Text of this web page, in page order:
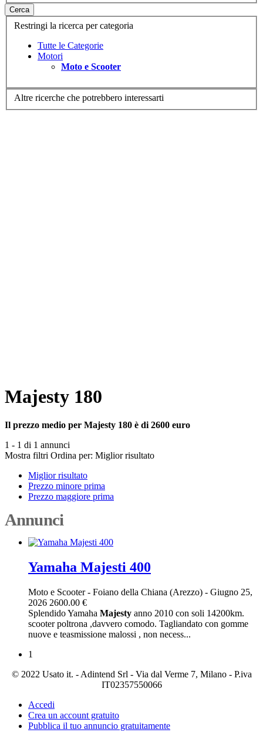
Cerca
Restringi la ricerca per categoria
Tutte le Categorie
Motori
Moto e Scooter
Altre ricerche che potrebbero interessarti
Majesty 180
Il prezzo medio per Majesty 180 è di 2600 euro
1 - 1 di 1 annunci
Mostra filtri Ordina per: Miglior risultato
Miglior risultato
Prezzo minore prima
Prezzo maggiore prima
Annunci
Yamaha Majesti 400
Moto e Scooter- Foiano della Chiana (Arezzo) - Giugno 25,
2026 2600.00 €
Splendido Yamaha Majesty anno 2010 con soli 14200km.
scooter poltrona ,davvero comodo. Tagliandato con gomme
nuove e teasmissione malossi , non necess...
1
© 2022 Usato it. - Adintend Srl - Via dal Verme 7, Milano - P.iva
IT02357550066
Accedi
Crea un account gratuito
Pubblica il tuo annuncio gratuitamente